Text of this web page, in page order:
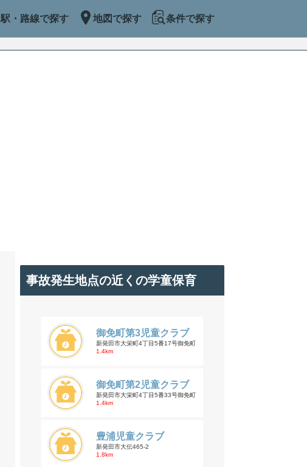
駅・路線で探す 地図で探す 条件で探す
事故発生地点の近くの学童保育
御免町第3児童クラブ
新発田市大栄町4丁目5番17号御免町
1.4km
御免町第2児童クラブ
新発田市大栄町4丁目5番33号御免町
1.4km
豊浦児童クラブ
新発田市大伝465-2
1.8km